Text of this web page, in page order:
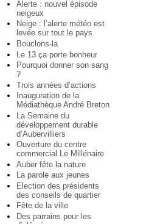
Alerte : nouvel épisode
neigeux
Neige : l’alerte météo est
levée sur tout le pays
Bouclons-la
Le 13 ça porte bonheur
Pourquoi donner son sang
?
Trois années d’actions
Inauguration de la
Médiathèque André Breton
La Semaine du
développement durable
d’Aubervilliers
Ouverture du centre
commercial Le Millénaire
Auber fête la nature
La parole aux jeunes
Election des présidents
des conseils de quartier
Fête de la ville
Des parrains pour les